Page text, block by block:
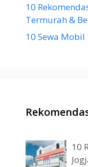
10
Termurah &
10 Sewa
10